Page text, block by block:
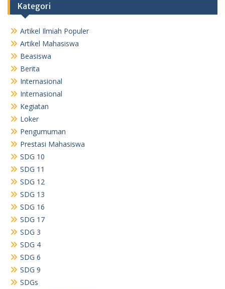
Kategori
Artikel Ilmiah Populer
Artikel Mahasiswa
Beasiswa
Berita
Internasional
Internasional
Kegiatan
Loker
Pengumuman
Prestasi Mahasiswa
SDG 10
SDG 11
SDG 12
SDG 13
SDG 16
SDG 17
SDG 3
SDG 4
SDG 6
SDG 9
SDGs